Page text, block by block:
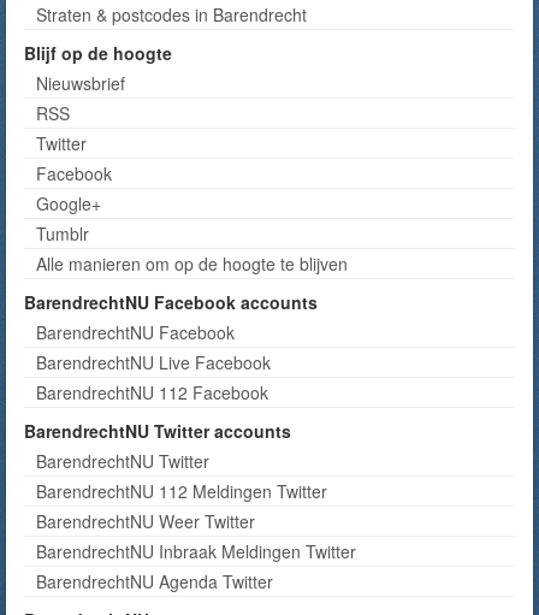
Straten & postcodes in Barendrecht
Blijf op de hoogte
Nieuwsbrief
RSS
Twitter
Facebook
Google+
Tumblr
Alle manieren om op de hoogte te blijven
BarendrechtNU Facebook accounts
BarendrechtNU Facebook
BarendrechtNU Live Facebook
BarendrechtNU 112 Facebook
BarendrechtNU Twitter accounts
BarendrechtNU Twitter
BarendrechtNU 112 Meldingen Twitter
BarendrechtNU Weer Twitter
BarendrechtNU Inbraak Meldingen Twitter
BarendrechtNU Agenda Twitter